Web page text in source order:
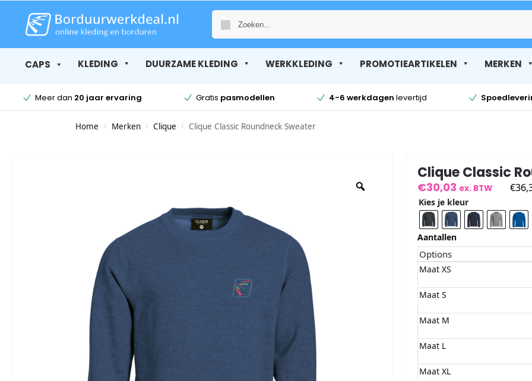
CAPS KLEDING DUURZAME KLEDING WERKKLEDING PROMOTIEARTIKELEN MERKEN
Meer dan 20 jaar ervaring Gratis pasmodellen 4-6 werkdagen levertijd
Home / Merken / Clique / Clique Classic Roundneck Sweater
Clique Classic
€30,03 ex. BTW €
Kies je kleur
Aantallen
Options
Maat XS
Maat S
Maat M
Maat L
Maat XL